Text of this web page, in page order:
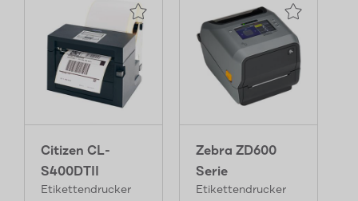
Citizen CL-
S400DTII
Etikettendrucker
Zebra ZD600
Serie
Etikettendrucker